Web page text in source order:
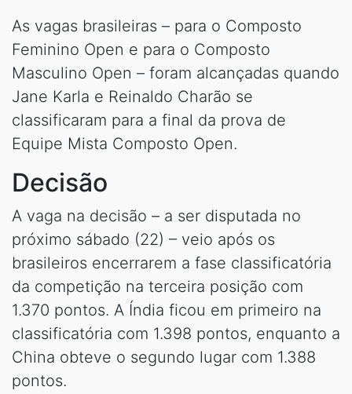
As vagas brasileiras – para o Composto
Feminino Open e para o Composto
Masculino Open – foram alcançadas quando
Jane Karla e Reinaldo Charão se
classificaram para a final da prova de
Equipe Mista Composto Open.
Decisão
A vaga na decisão – a ser disputada no
próximo sábado (22) – veio após os
brasileiros encerrarem a fase classificatória
da competição na terceira posição com
1.370 pontos. A Índia ficou em primeiro na
classificatória com 1.398 pontos, enquanto a
China obteve o segundo lugar com 1.388
pontos.